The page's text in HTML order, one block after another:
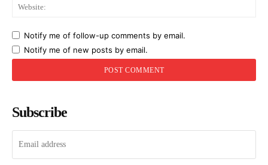
Notify me of follow-up comments by email.
Notify me of new posts by email.
Subscribe